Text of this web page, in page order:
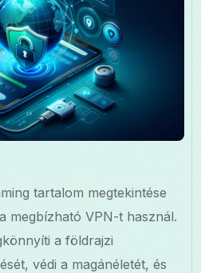
tartalom megtekintése
megbízható VPN-t használ.
a földrajzi
védi a magánéletét, és